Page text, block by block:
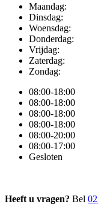
Maandag:
Dinsdag:
Woensdag:
Donderdag:
Vrijdag:
Zaterdag:
Zondag:
08:00-18:00
08:00-18:00
08:00-18:00
08:00-18:00
08:00-20:00
08:00-17:00
Gesloten
Heeft u vragen? Bel